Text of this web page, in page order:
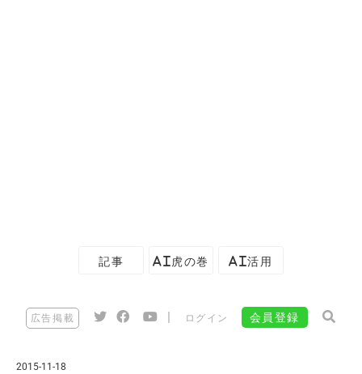
記事 AI虎の巻 AI活用
広告掲載 ログイン 会員登録
2015-11-18